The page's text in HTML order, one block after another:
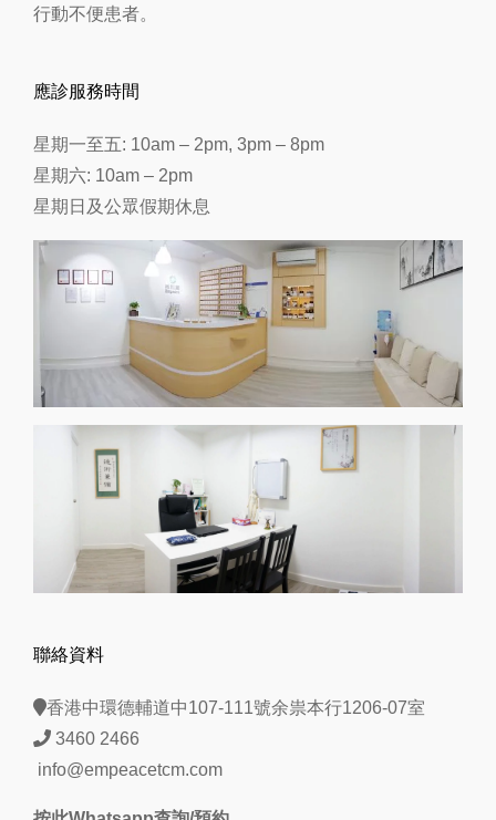
行動不便患者。
應診服務時間
星期一至五: 10am – 2pm, 3pm – 8pm
星期六: 10am – 2pm
星期日及公眾假期休息
聯絡資料
香港中環德輔道中107-111號余祟本行1206-07室
3460 2466
info@empeacetcm.com